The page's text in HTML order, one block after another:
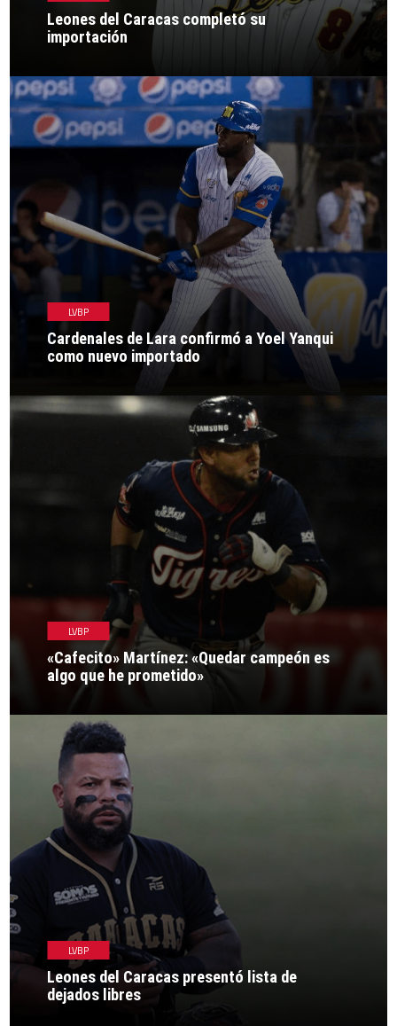
Leones del Caracas completó su
importación
LVBP
Cardenales de Lara confirmó a Yoel Yanqui
como nuevo importado
LVBP
«Cafecito» Martínez: «Quedar campeón es
algo que he prometido»
LVBP
Leones del Caracas presentó lista de
dejados libres